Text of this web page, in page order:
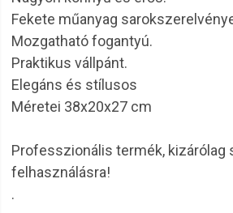
Fekete műanyag
Mozgatható fogantyú.
Praktikus vállpánt.
Elegáns és stílusos
Méretei 38x20x27 cm
Professzionális termék, kizárólag
felhasználásra!
.